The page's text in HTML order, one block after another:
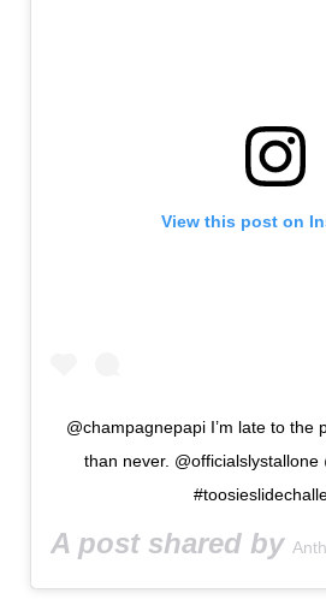
View this post on
@champagnepapi I’m late to
than never. @officialslystallone
A post shared by